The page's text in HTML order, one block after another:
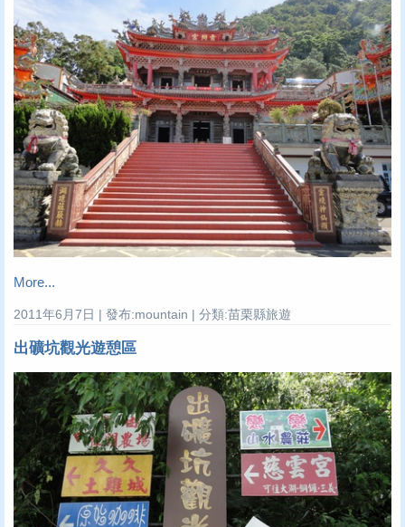
More...
2011年6月7日 | 發布:mountain | 分類:苗栗縣旅遊
出礦坑觀光遊憩區